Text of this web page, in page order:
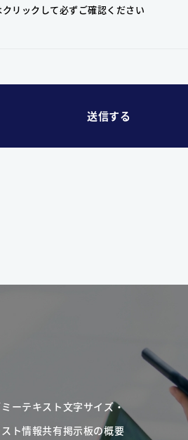
リックして必ずご確認ください
ーテキスト文字サイズ・
ト情報共有掲示板の概要